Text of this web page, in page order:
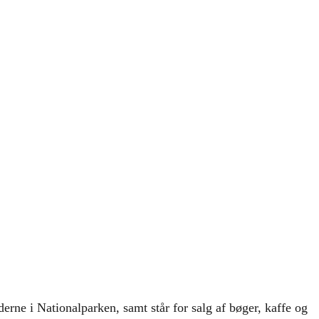
i Nationalparken, samt står for salg af bøger, kaffe og